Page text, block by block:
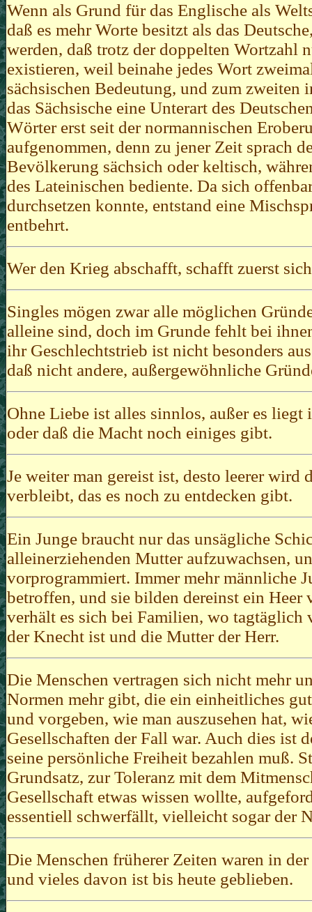
Wenn als Grund für das Englische als
daß es mehr Worte besitzt als das
werden, daß trotz der doppelten Wortzahl
existieren, weil beinahe jedes Wort
sächsischen Bedeutung, und zum zweiten
das Sächsische eine Unterart des
Wörter erst seit der normannischen
aufgenommen, denn zu jener Zeit sprach
Bevölkerung sächsich oder keltisch,
des Lateinischen bediente. Da sich
durchsetzen konnte, entstand eine
entbehrt.
Wer den Krieg abschafft, schafft zuerst
Singles mögen zwar alle möglichen
alleine sind, doch im Grunde fehlt bei
ihr Geschlechtstrieb ist nicht besonders
daß nicht andere, außergewöhnliche
Ohne Liebe ist alles sinnlos, außer es
oder daß die Macht noch einiges gibt.
Je weiter man gereist ist, desto leerer wird
verbleibt, das es noch zu entdecken gibt.
Ein Junge braucht nur das unsägliche
alleinerziehenden Mutter aufzuwachsen,
vorprogrammiert. Immer mehr männliche
betroffen, und sie bilden dereinst ein Heer
verhält es sich bei Familien, wo tagtäglich
der Knecht ist und die Mutter der Herr.
Die Menschen vertragen sich nicht mehr
Normen mehr gibt, die ein einheitliches
und vorgeben, wie man auszusehen hat,
Gesellschaften der Fall war. Auch dies ist
seine persönliche Freiheit bezahlen muß.
Grundsatz, zur Toleranz mit dem
Gesellschaft etwas wissen wollte,
essentiell schwerfällt, vielleicht sogar der
Die Menschen früherer Zeiten waren in
und vieles davon ist bis heute geblieben.